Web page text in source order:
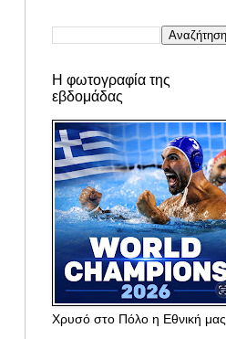
Η φωτογραφία της
εβδομάδας
Χρυσό στο Πόλο η Εθνική μας